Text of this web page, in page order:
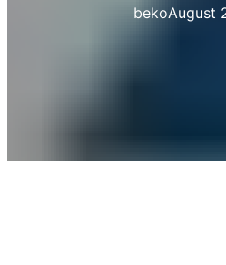
bekoAugust